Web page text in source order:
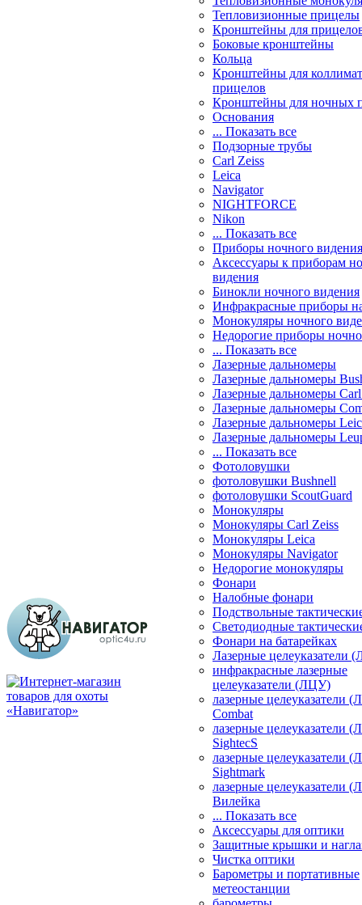
Тепловизионные прицелы
Кронштейны для
Боковые кронштейны
Кольца
Кронштейны для
прицелов
Кронштейны для ночных
Основания
... Показать все
Подзорные трубы
Carl Zeiss
Leica
Navigator
NIGHTFORCE
Nikon
... Показать все
Приборы ночного видения
Аксессуары к приборам
видения
Бинокли ночного видения
Инфракрасные приборы
Монокуляры ночного
Недорогие приборы
... Показать все
Лазерные дальномеры
Лазерные дальномеры
Лазерные дальномеры
Лазерные дальномеры
Лазерные дальномеры
Лазерные дальномеры
... Показать все
Фотоловушки
фотоловушки Bushnell
фотоловушки ScoutGuard
Монокуляры
Монокуляры Carl Zeiss
Монокуляры Leica
Монокуляры Navigator
Недорогие монокуляры
Фонари
Налобные фонари
Подствольные
Светодиодные
Фонари на батарейках
Лазерные целеуказатели
инфракрасные лазерные
целеуказатели (ЛЦУ)
лазерные целеуказатели
Combat
лазерные целеуказатели
SightecS
лазерные целеуказатели
Sightmark
лазерные целеуказатели
Вилейка
... Показать все
Аксессуары для оптики
Защитные крышки и
Чистка оптики
Барометры и портативные
метеостанции